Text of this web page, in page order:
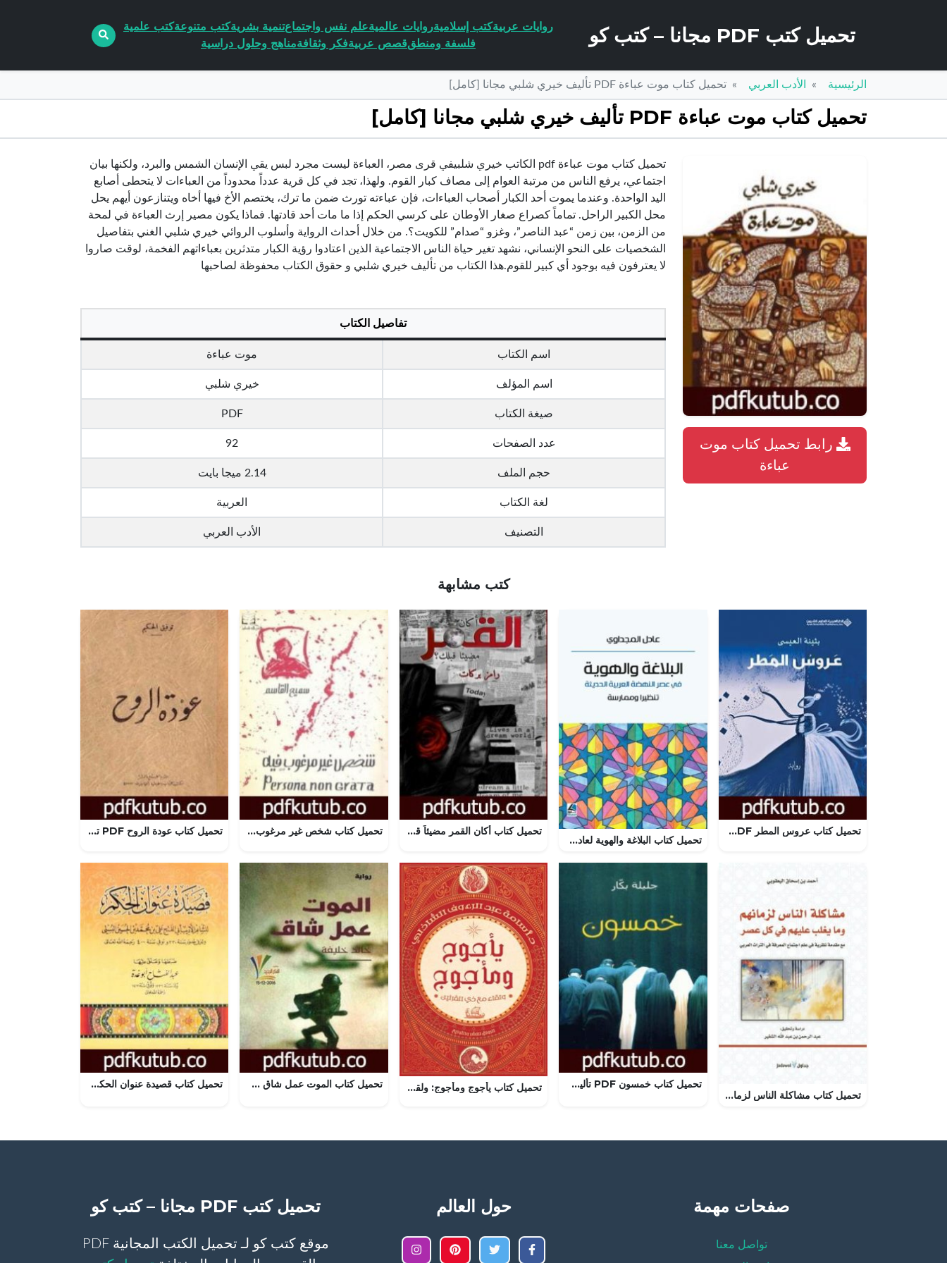
تحميل كتب PDF مجانا – كتب كو روايات عربيةكتب إسلاميةروايات عالميةعلم نفس واجتماعتنمية بشريةكتب متنوعةكتب علمية
فلسفة ومنطققصص عربيةفكر وثقافةمناهج وحلول دراسية
الرئيسية الأدب العربي تحميل كتاب موت عباءة PDF تأليف خيري شلبي مجانا [كامل]
تحميل كتاب موت عباءة PDF تأليف خيري شلبي مجانا [كامل]
رابط تحميل كتاب موت
عباءة
تحميل كتاب موت عباءة pdf الكاتب خيري شلبيفي قرى مصر، العباءة ليست مجرد لبس يقي الإنسان الشمس والبرد، ولكنها بيان
اجتماعي، يرفع الناس من مرتبة العوام إلى مصاف كبار القوم. ولهذا، تجد في كل قرية عدداً محدوداً من العباءات لا يتحطى أصابع
اليد الواحدة. وعندما يموت أحد الكبار أصحاب العباءات، فإن عباءته تورث ضمن ما ترك، يختصم الأخ فيها أخاه ويتنازعون أيهم يحل
محل الكبير الراحل. تماماً كصراع صغار الأوطان على كرسي الحكم إذا ما مات أحد قادتها. فماذا يكون مصير إرث العباءة في لمحة
من الزمن، بين زمن “عبد الناصر”، وغزو “صدام” للكويت؟. من خلال أحداث الرواية وأسلوب الروائي خيري شلبي الغني بتفاصيل
الشخصيات على النحو الإنساني، نشهد تغير حياة الناس الاجتماعية الذين اعتادوا رؤية الكبار متدثرين بعباءاتهم الفخمة، لوقت صاروا
لا يعترفون فيه بوجود أي كبير للقوم.هذا الكتاب من تأليف خيري شلبي و حقوق الكتاب محفوظة لصاحبها
تفاصيل الكتاب
اسم الكتاب موت عباءة
اسم المؤلف خيري شلبي
صيغة الكتاب PDF
عدد الصفحات 92
حجم الملف 2.14 ميجا بايت
لغة الكتاب العربية
التصنيف الأدب العربي
كتب مشابهة
تحميل كتاب عروس المطر PDF تأليف بثينة العيسى مجانا [كامل]
تحميل كتاب البلاغة والهوية لعادل المجداوي بصيغة PDF مجانا
تحميل كتاب أكان القمر مضيئاً قبلكِ؟ PDF تأليف رامز بركات مجانا [كامل] تحميل كتاب شخص غير مرغوب فيه PDF تأليف سميح القاسم مجانا [كامل] تحميل كتاب عودة الروح PDF تأليف توفيق الحكيم مجانا [كامل]
تحميل كتاب مشاكلة الناس لزمانهم وما يغلب عليهم في كل عصر – أحمد بن إسحاق اليعقوبي بصيغة PDF مجانا
تحميل كتاب خمسون PDF تأليف جليلة بكّار مجانا [كامل] تحميل كتاب يأجوج ومأجوج: ولقاء مع ذي القرنين بأسامة عبد الرءوف الشاذلي PDF مجانا تحميل كتاب الموت عمل شاق PDF تأليف خالد خليفة مجانا [كامل] تحميل كتاب قصيدة عنوان الحكم PDF تأليف عبد الفتاح أبو غدة مجانا [كامل]
صفحات مهمة
تواصل معنا
حول العالم تحميل كتب PDF مجانا – كتب كو
موقع كتب كو لـ تحميل الكتب المجانية PDF